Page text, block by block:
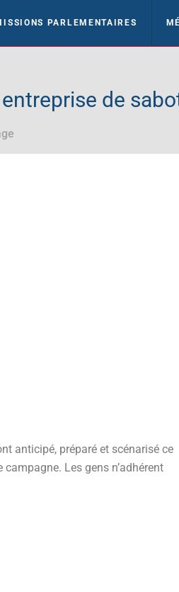
PARLEMENTAIRES
de
anticipé, préparé et scénarisé ce
Les gens n’adhérent